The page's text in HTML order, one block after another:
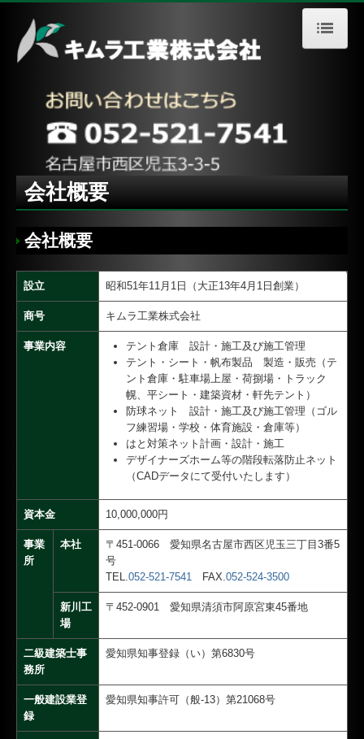
会社概要
テントの種類
施工実績
アクセス
リンク
個人情報保護方針
会社概要
会社概要
設立 昭和51年11月1日（大正13年4月1日創業）
商号 キムラ工業株式会社
事業内容
テント倉庫 設計・施工及び施工管理
テント・シート・帆布製品 製造・販売（テ
ント倉庫・駐車場上屋・荷捌場・トラック
幌、平シート・建築資材・軒先テント）
防球ネット 設計・施工及び施工管理（ゴル
フ練習場・学校・体育施設・倉庫等）
はと対策ネット計画・設計・施工
デザイナーズホーム等の階段転落防止ネット
（CADデータにて受付いたします）
資本金 10,000,000円
事業
所
本社
〒451-0066 愛知県名古屋市西区児玉三丁目3番5
号
TEL.052-521-7541 FAX.052-524-3500
新川工
場
〒452-0901 愛知県清須市阿原宮東45番地
二級建築士事
務所
愛知県知事登録（い）第6830号
一般建設業登
録
愛知県知事許可（般-13）第21068号